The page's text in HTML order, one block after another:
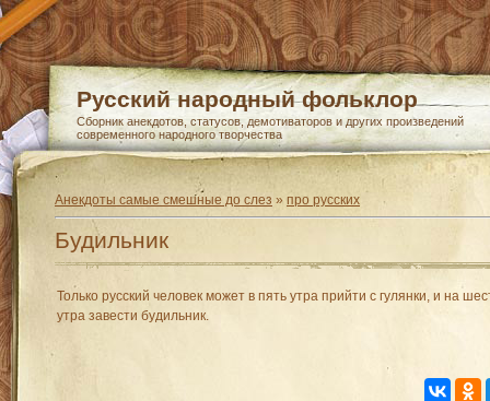
Русский народный фольклор
Сборник анекдотов, статусов, демотиваторов и других произведений
современного народного творчества
Анекдоты самые смешные до слез » про русских
Будильник
Только русский человек может в пять утра прийти с гулянки, и на
утра завести будильник.